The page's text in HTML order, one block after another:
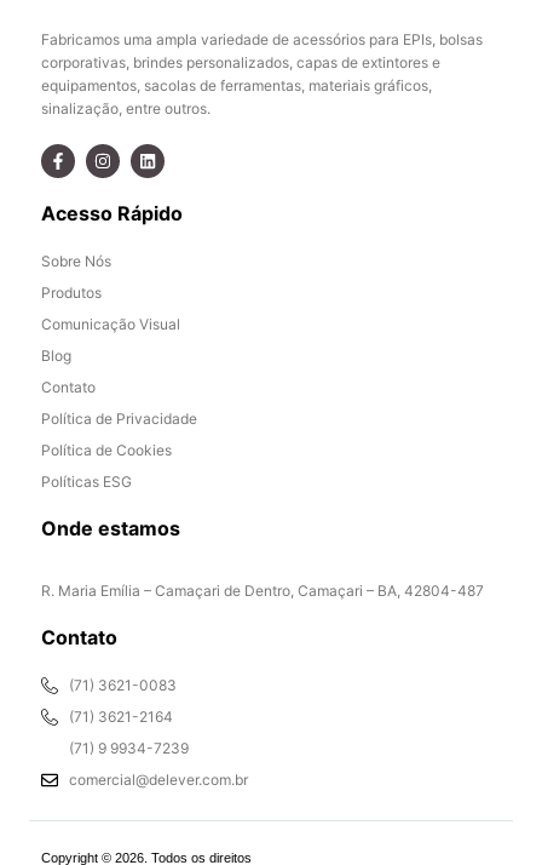
Fabricamos uma ampla variedade de acessórios para EPIs, bolsas
corporativas, brindes personalizados, capas de extintores e
equipamentos, sacolas de ferramentas, materiais gráficos,
sinalização, entre outros.
Acesso Rápido
Sobre Nós
Produtos
Comunicação Visual
Blog
Contato
Política de Privacidade
Política de Cookies
Políticas ESG
Onde estamos
R. Maria Emília – Camaçari de Dentro, Camaçari – BA, 42804-487
Contato
(71) 3621-0083
(71) 3621-2164
(71) 9 9934-7239
comercial@delever.com.br
Copyright © 2026. Todos os direitos